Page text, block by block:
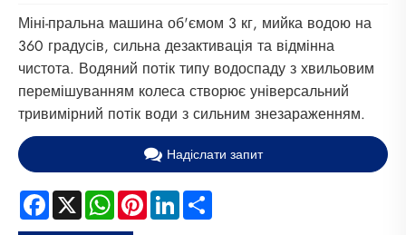
Міні-пральна машина об'ємом 3 кг, мийка водою на
360 градусів, сильна дезактивація та відмінна
чистота. Водяний потік типу водоспаду з хвильовим
перемішуванням колеса створює універсальний
тривимірний потік води з сильним знезараженням.
Надіслати запит
Facebook
X WhatsApp
PinterestLinkedIn